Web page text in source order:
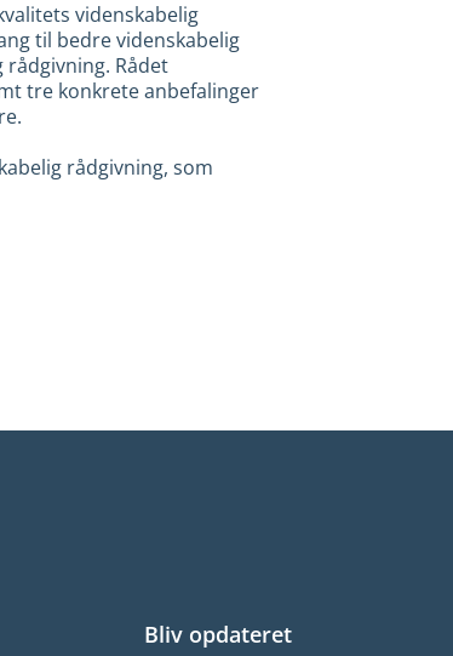
videnskabelig
til bedre videnskabelig
rådgivning. Rådet
tre konkrete anbefalinger
rådgivning, som
Bliv opdateret